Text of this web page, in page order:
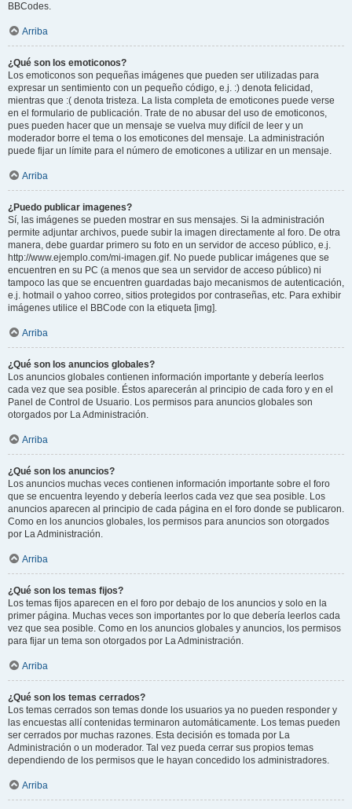
BBCodes.
Arriba
¿Qué son los emoticonos?
Los emoticonos son pequeñas imágenes que pueden ser utilizadas para
expresar un sentimiento con un pequeño código, e.j. :) denota felicidad,
mientras que :( denota tristeza. La lista completa de emoticones puede verse
en el formulario de publicación. Trate de no abusar del uso de emoticonos,
pues pueden hacer que un mensaje se vuelva muy difícil de leer y un
moderador borre el tema o los emoticones del mensaje. La administración
puede fijar un límite para el número de emoticones a utilizar en un mensaje.
Arriba
¿Puedo publicar imagenes?
Sí, las imágenes se pueden mostrar en sus mensajes. Si la administración
permite adjuntar archivos, puede subir la imagen directamente al foro. De otra
manera, debe guardar primero su foto en un servidor de acceso público, e.j.
http://www.ejemplo.com/mi-imagen.gif. No puede publicar imágenes que se
encuentren en su PC (a menos que sea un servidor de acceso público) ni
tampoco las que se encuentren guardadas bajo mecanismos de autenticación,
e.j. hotmail o yahoo correo, sitios protegidos por contraseñas, etc. Para exhibir
imágenes utilice el BBCode con la etiqueta [img].
Arriba
¿Qué son los anuncios globales?
Los anuncios globales contienen información importante y debería leerlos
cada vez que sea posible. Éstos aparecerán al principio de cada foro y en el
Panel de Control de Usuario. Los permisos para anuncios globales son
otorgados por La Administración.
Arriba
¿Qué son los anuncios?
Los anuncios muchas veces contienen información importante sobre el foro
que se encuentra leyendo y debería leerlos cada vez que sea posible. Los
anuncios aparecen al principio de cada página en el foro donde se publicaron.
Como en los anuncios globales, los permisos para anuncios son otorgados
por La Administración.
Arriba
¿Qué son los temas fijos?
Los temas fijos aparecen en el foro por debajo de los anuncios y solo en la
primer página. Muchas veces son importantes por lo que debería leerlos cada
vez que sea posible. Como en los anuncios globales y anuncios, los permisos
para fijar un tema son otorgados por La Administración.
Arriba
¿Qué son los temas cerrados?
Los temas cerrados son temas donde los usuarios ya no pueden responder y
las encuestas allí contenidas terminaron automáticamente. Los temas pueden
ser cerrados por muchas razones. Esta decisión es tomada por La
Administración o un moderador. Tal vez pueda cerrar sus propios temas
dependiendo de los permisos que le hayan concedido los administradores.
Arriba